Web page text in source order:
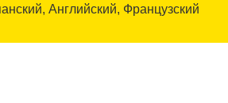
Английский, Французский